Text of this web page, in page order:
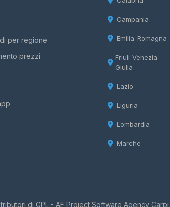
per regione
prezzi
Campania
Emilia-Romagna
Friuli-Venezia
Giulia
Lazio
Liguria
Lombardia
Marche
di GPL - AF Project Software Agency Carpi